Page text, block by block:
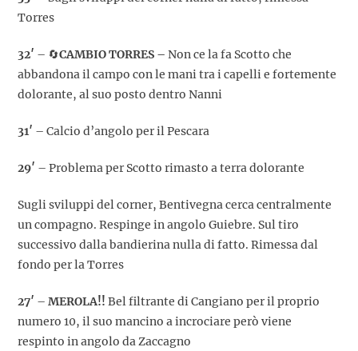
Torres
32′ – 🔄CAMBIO TORRES – Non ce la fa Scotto che
abbandona il campo con le mani tra i capelli e fortemente
dolorante, al suo posto dentro Nanni
31′ – Calcio d’angolo per il Pescara
29′ – Problema per Scotto rimasto a terra dolorante
Sugli sviluppi del corner, Bentivegna cerca centralmente
un compagno. Respinge in angolo Guiebre. Sul tiro
successivo dalla bandierina nulla di fatto. Rimessa dal
fondo per la Torres
27′ – MEROLA!! Bel filtrante di Cangiano per il proprio
numero 10, il suo mancino a incrociare però viene
respinto in angolo da Zaccagno